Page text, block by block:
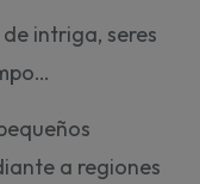
intriga, seres
a regiones